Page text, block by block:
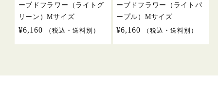
ーブドフラワー（ライトグ
リーン）Mサイズ
通
¥6,160 （税込・送料別）
ーブドフラワー（ライトパ
ープル）Mサイズ
通
¥6,160 （税込・送料別）